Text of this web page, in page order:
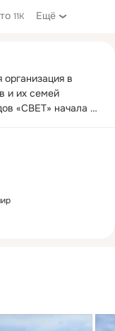
11K Ещё
в
и их семей
«СВЕТ» начала
возможностями.
у которых дети
диабет,
ДЦП, синдром
родителей, у